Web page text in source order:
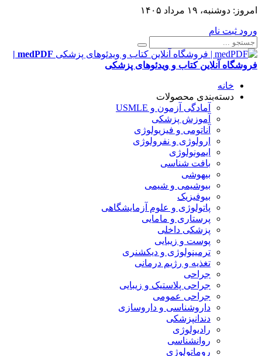
امروز: دوشنبه، ۱۹ مرداد ۱۴۰۵
ورود ثبت نام
medPDF |
فروشگاه آنلاین کتاب و ویدئوهای پزشکی
خانه
دسته‌بندی محصولات
آمادگی آزمون و USMLE
آموزش پزشکی
آناتومی و فیزیولوژی
ارولوژی و نفرولوژی
ایمونولوژی
بافت شناسی
بیهوشی
بیوشیمی و شیمی
بیوفیزیک
پاتولوژی و علوم آزمایشگاهی
پرستاری و مامایی
پزشکی داخلی
پوست و زیبایی
ترمینولوژی و دیکشنری
تغذیه و رژیم درمانی
جراحی
جراحی پلاستیک و زیبایی
جراحی عمومی
داروشناسی و داروسازی
دندانپزشکی
رادیولوژی
روانشناسی
روماتولوژی